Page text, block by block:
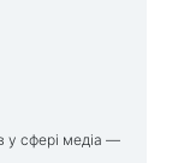
у сфері медіа —